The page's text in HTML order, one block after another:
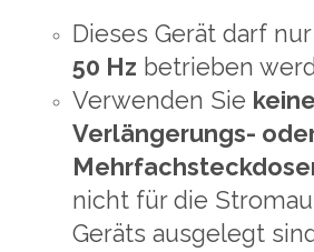
Dieses Gerät darf
50 Hz betrieben
Verwenden Sie keine
Verlängerungs-
nicht für die
Geräts ausgelegt